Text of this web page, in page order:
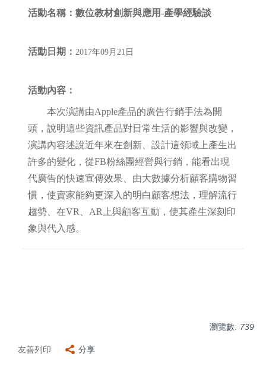
活動名稱： 數位教材創新與應用-產學經驗談
活動日期： 2017年09月21日
活動內容：
本次演講由Apple產品的廣告行銷手法為開
頭，說明這些資訊產品對日常生活的影響與改變，
演講內容述說近年來在創新、設計這領域上產生出
許多的變化，從FB粉絲團經營與行銷，能看出現
代廣告的快速宣傳效果、由大數據分析顧客購物習
慣，使賣家能夠更深入的明白顧客想法，理解流行
趨勢、在VR、AR上與顧客互動，使其產生深刻印
象與代入感。
瀏覽數: 739
友善列印 分享